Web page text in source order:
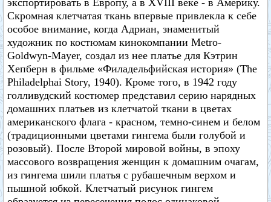
экспортировать в Европу, а в XVIII веке - в Америку.
Скромная клетчатая ткань впервые привлекла к себе
особое внимание, когда Адриан, знаменитый
художник по костюмам кинокомпании Metro-
Goldwyn-Mayer, создал из нее платье для Кэтрин
Хепберн в фильме «Филадельфийская история» (The
Philadelphai Story, 1940). Кроме того, в 1942 году
голливудский костюмер представил серию нарядных
домашних платьев из клетчатой ткани в цветах
американского флага - красном, темно-синем и белом
(традиционными цветами гингема были голубой и
розовый). После Второй мировой войны, в эпоху
массового возвращения женщин к домашним очагам,
из гингема шили платья с рубашечным верхом и
пышной юбкой. Клетчатый рисунок гингем